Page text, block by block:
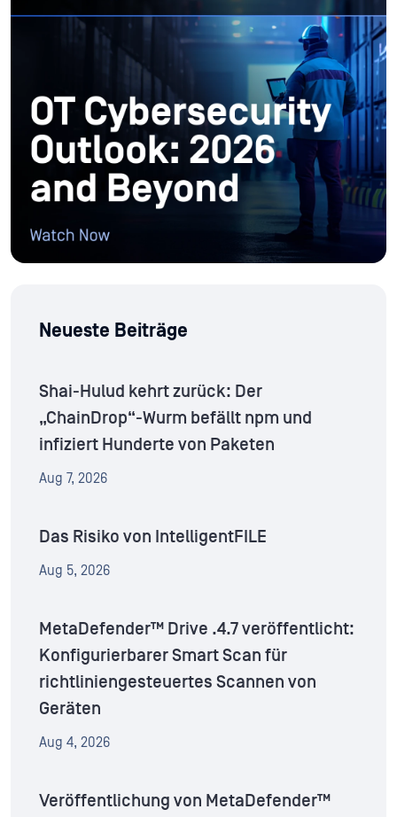
Neueste Beiträge
Shai-Hulud kehrt zurück: Der
„ChainDrop“-Wurm befällt npm und
infiziert Hunderte von Paketen
Aug 7, 2026
Das Risiko von IntelligentFILE
Aug 5, 2026
MetaDefender™ Drive .4.7 veröffentlicht:
Konfigurierbarer Smart Scan für
richtliniengesteuertes Scannen von
Geräten
Aug 4, 2026
Veröffentlichung von MetaDefender™